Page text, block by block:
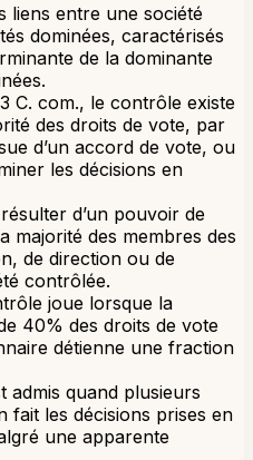
liens entre une société
dominées, caractérisés
de la dominante
C. com., le contrôle existe
des droits de vote, par
d’un accord de vote, ou
les décisions en
d’un pouvoir de
majorité des membres des
de direction ou de
contrôlée.
joue lorsque la
40% des droits de vote
détienne une fraction
admis quand plusieurs
fait les décisions prises en
une apparente